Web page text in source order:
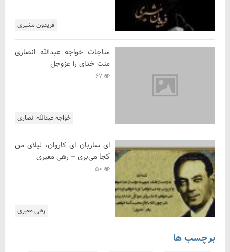
فریدون مشیری
خواجه عبدالله انصاری
مناجات خواجه عبدالله انصاری
منت خدای را عزوجل
رهی معیری
ای ساربان ای کاروان، لیلای من
کجا می‌بری – رهی معیری
برچسب ها